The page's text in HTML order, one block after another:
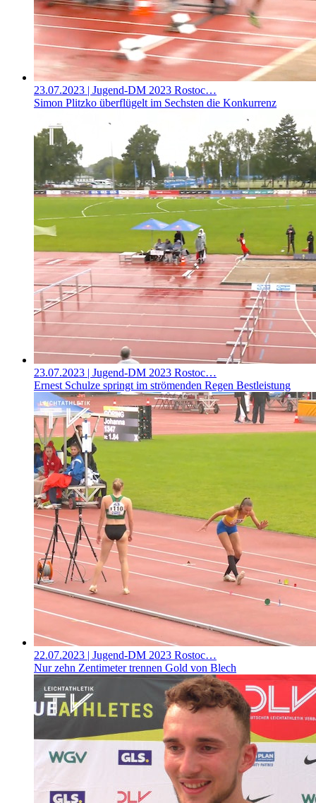
23.07.2023 | Jugend-DM 2023 Rostoc…
Simon Plitzko überflügelt im Sechsten die Konkurrenz
23.07.2023 | Jugend-DM 2023 Rostoc…
Ernest Schulze springt im strömenden Regen Bestleistung
22.07.2023 | Jugend-DM 2023 Rostoc…
Nur zehn Zentimeter trennen Gold von Blech